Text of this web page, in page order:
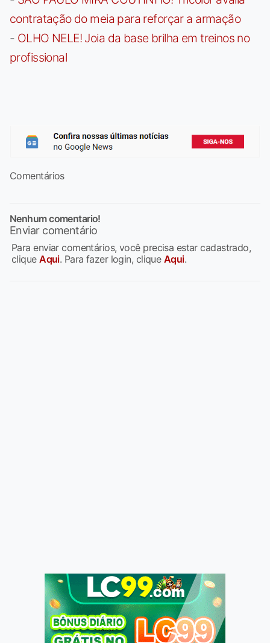
contratação do meia para reforçar a armação
- OLHO NELE! Joia da base brilha em treinos no
profissional
Comentários
Nenhum comentario!
Enviar comentário
Para enviar comentários, você precisa estar cadastrado,
cliqueAqui. Para fazer login, clique Aqui.